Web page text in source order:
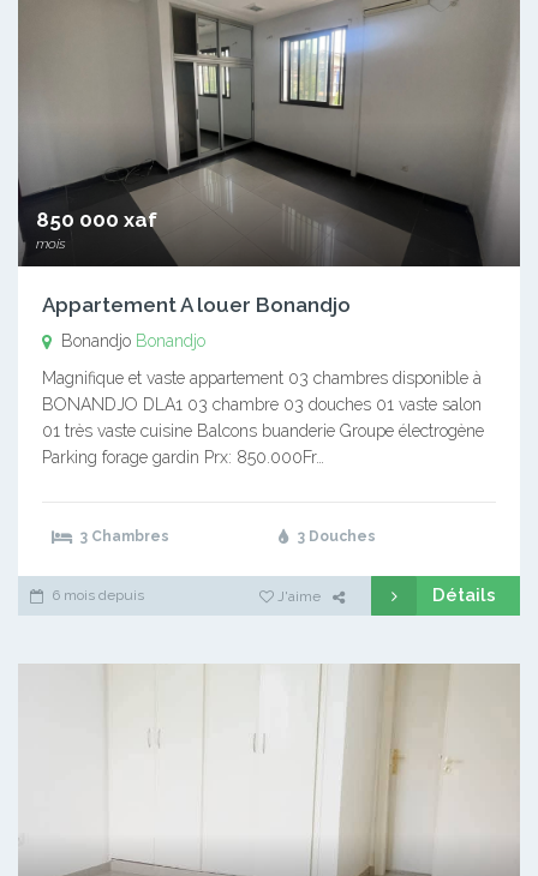
850 000 xaf
mois
Appartement A louer Bonandjo
Bonandjo Bonandjo
Magnifique et vaste appartement 03 chambres disponible à
BONANDJO DLA1 03 chambre 03 douches 01 vaste salon
01 très vaste cuisine Balcons buanderie Groupe électrogène
Parking forage gardin Prx: 850.000Fr…
3 Chambres 3 Douches
6 mois depuis J'aime Détails